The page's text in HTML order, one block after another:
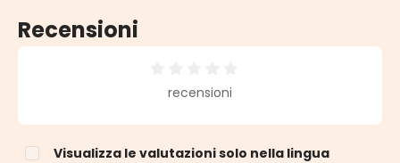
Recensioni
Valutazione media di 0 su 5 stelle
recensioni
Visualizza le valutazioni solo nella lingua